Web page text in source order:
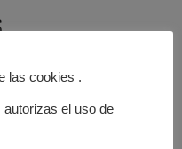
las cookies .
el uso de